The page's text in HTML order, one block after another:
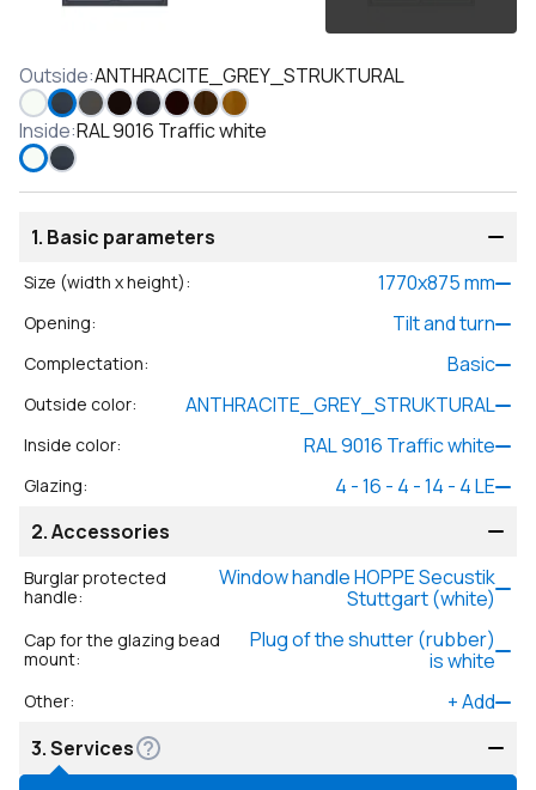
Outside:ANTHRACITE_GREY_STRUKTURAL
Inside:RAL 9016 Traffic white
1. Basic parameters
Size (width x height): 1770x875mm
Opening: Tilt and turn
Complectation: Basic
Outside color: ANTHRACITE_GREY_STRUKTURAL
Inside color: RAL 9016 Traffic white
Glazing:
4 - 16 - 4 - 14 - 4 LE
2.Accessories
Burglar protected
handle:
Window handle HOPPE Secustik
Stuttgart (white)
Cap for the glazing bead
mount:
Plug of the shutter (rubber)
is white
Other: +Add
3.Services